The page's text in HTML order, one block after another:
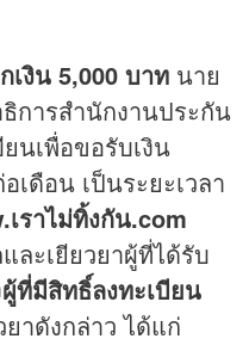
เงิน 5,000 บาท นาย
การสำนักงานประกัน
นเพื่อขอรับเงิน
เดือน เป็นระยะเวลา
เราไม่ทิ้งกัน.com
ละเยียวยาผู้ที่ได้รับ
ผู้ที่มีสิทธิ์ลงทะเบียน
ยาดังกล่าว ได้แก่